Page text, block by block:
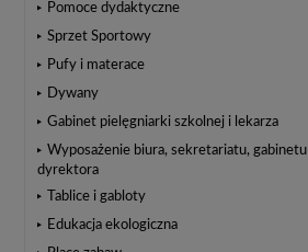
Pomoce dydaktyczne
Sprzet Sportowy
Pufy i materace
Dywany
Gabinet pielęgniarki szkolnej i lekarza
Wyposażenie biura, sekretariatu, gabinetu
dyrektora
Tablice i gabloty
Edukacja ekologiczna